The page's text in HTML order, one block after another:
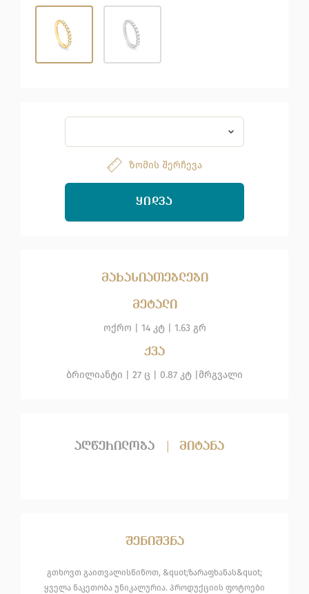
ზომის შერჩევა
ᲧᲘᲓᲕᲐ
მახასიათებლები
მეტალი
ოქრო 14 კტ | 1.63 გრ
ქვა
ბრილიანტი | 27 ც | 0.87 კტ | მრგვალი
აღწერილობა მიტანა
შენიშვნა
გთხოვთ გაითვალისწინოთ, &quot;ზარაფხანას&quot;
ყველა ნაკეთობა უნიკალურია. პროდუქციის ფოტოები